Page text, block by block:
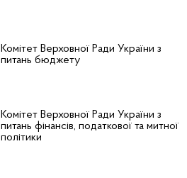
Комітет Верховної Ради України з
питань бюджету
Комітет Верховної Ради України з
питань фінансів, податкової та митної
політики